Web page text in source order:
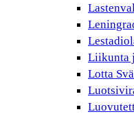
Liikunta
Lotta